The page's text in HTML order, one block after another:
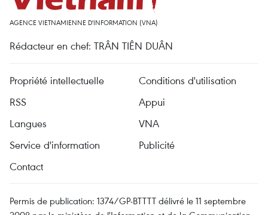
AGENCE VIETNAMIENNE D'INFORMATION (VNA)
Rédacteur en chef: TRÂN TIÊN DUÂN
Propriété intellectuelle
Conditions d'utilisation
RSS
Appui
Langues
VNA
Service d'information
Publicité
Contact
Permis de publication: 1374/GP-BTTTT délivré le 11 septembre